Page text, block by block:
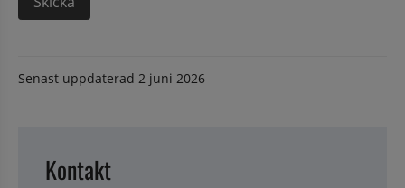
Senast uppdaterad 2 juni 2026
Kontakt